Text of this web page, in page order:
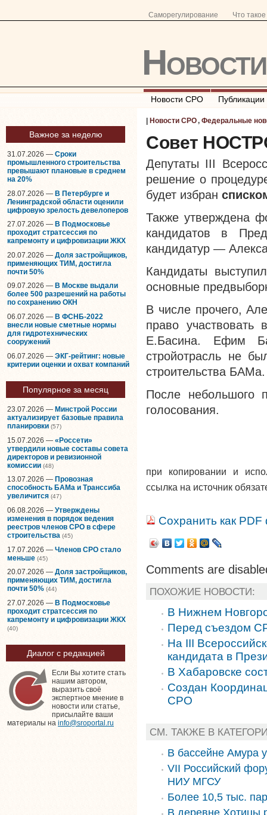
Саморегулирование Что
Новости СРО Публикации
Важное за неделю
31.07.2026 — Сроки
промышленного строительства
превышают плановые в среднем
на 20%
28.07.2026 — В Петербурге и
Ленинградской области оценили
цифровую зрелость девелоперов
27.07.2026 — В Подмосковье
проходит стратсессия по
капремонту и цифровизации ЖКХ
20.07.2026 — Доля застройщиков,
применяющих ТИМ, достигла
почти 50%
09.07.2026 — В Москве выдали
более 500 разрешений на работы
по сохранению ОКН
06.07.2026 — В ФСНБ-2022
внесли новые сметные нормы
для гидротехнических
сооружений
06.07.2026 — ЭКГ-рейтинг: новые
критерии оценки и охват компаний
Популярное за месяц
23.07.2026 — Минстрой России
актуализирует базовые правила
планировки (57)
15.07.2026 — «Россети»
утвердили новые составы совета
директоров и ревизионной
комиссии (48)
13.07.2026 — Провозная
способность БАМа и Транссиба
увеличится (47)
06.08.2026 — Утверждены
изменения в порядок ведения
реестров членов СРО в сфере
строительства (45)
17.07.2026 — Членов СРО стало
меньше (45)
20.07.2026 — Доля застройщиков,
применяющих ТИМ, достигла
почти 50% (44)
27.07.2026 — В Подмосковье
проходит стратсессия по
капремонту и цифровизации ЖКХ
(40)
Диалог с редакцией
Если Вы хотите стать
нашим автором,
выразить своё
экспертное мнение в
новости или статье,
присылайте ваши
материалы на info@sroportal.ru
Новости СРО, Федеральные
Совет
Депутаты III
решение о
будет избран
Также утверждена
кандидатов в
кандидатур —
Кандидаты
основные
В числе прочего,
право
Е.Басина. Ефим
стройотрасль не
строительства БАМа.
После небольшого
голосования.
при копировании и
ссылка на источник
Сохранить как
Comments are
ПОХОЖИЕ НОВОСТИ:
В Нижнем
Перед съездом
На III
кандидата в
В Хабаровске
Создан
СРО
СМ. ТАКЖЕ В
В бассейне Амура
VII Российский
НИУ МГСУ
Более 10,5 тыс.
В деревне Хотицы